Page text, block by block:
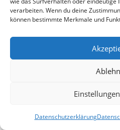
verarbeiten. Wenn du deine
können bestimmte Merkmale und
Datenschutzerklärung
vor dem Fernseher.
man sich zwangsläufig
länger aufhalten muss.
gross, wenn man auf der
Donauinsel noch zu leicht